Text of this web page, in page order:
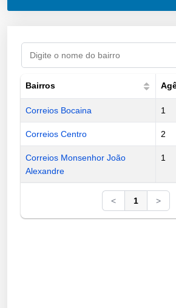
Bairros
Correios Bocaina 1
Correios Centro 2
Correios Monsenhor João
Alexandre
1
< 1 >